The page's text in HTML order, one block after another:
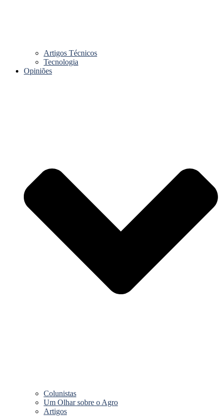
Artigos Técnicos
Tecnologia
Opiniões
Colunistas
Um Olhar sobre o Agro
Artigos